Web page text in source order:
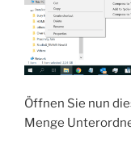
Öffnen Sie nun
Menge